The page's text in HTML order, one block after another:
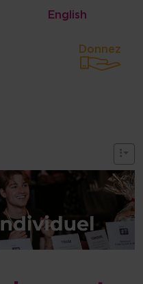
navigation,
English
Donnez